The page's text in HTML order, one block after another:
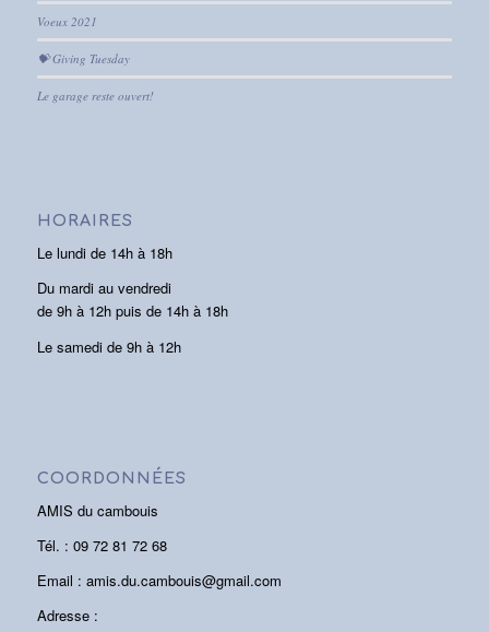
Voeux 2021
💝 Giving Tuesday
Le garage reste ouvert!
HORAIRES
Le lundi de 14h à 18h
Du mardi au vendredi
de 9h à 12h puis de 14h à 18h
Le samedi de 9h à 12h
COORDONNÉES
AMIS du cambouis
Tél. : 09 72 81 72 68
Email : amis.du.cambouis@gmail.com
Adresse :